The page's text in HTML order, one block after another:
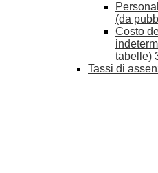
(da
Costo
tabelle)
Tassi di